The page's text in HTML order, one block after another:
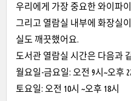
우리에게 가장 중요한 와이파
그리고 열람실 내부에 화장실
실도 깨끗했어요.
도서관 열람실 시간은 다음과
월요일-금요일: 오전 9시~오후
토요일: 오전 10시 ~오후 18시